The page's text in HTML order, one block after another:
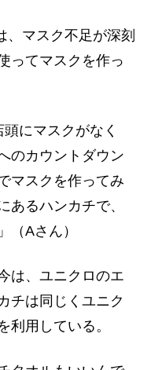
マスク不足が深刻
ってマスクを作っ
にマスクがなく
のカウントダウン
マスクを作ってみ
あるハンカチで、
（Aさん）
は、ユニクロのエ
チは同じくユニク
利用している。